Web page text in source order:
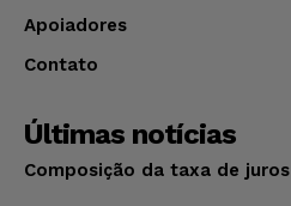
Apoiadores
Contato
Últimas notícias
Composição da taxa de juros